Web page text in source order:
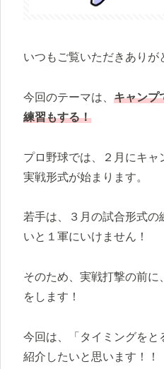
いつもご覧いただきありが
今回のテーマは、 キャンプ
練習もする！
プロ野球では、２月にキャ
実戦形式が始まります。
若手は、３月の試合形式の
いと１軍にいけません！
そのため、実戦打撃の前に
をします！
今回は、「タイミングをと
紹介したいと思います！！